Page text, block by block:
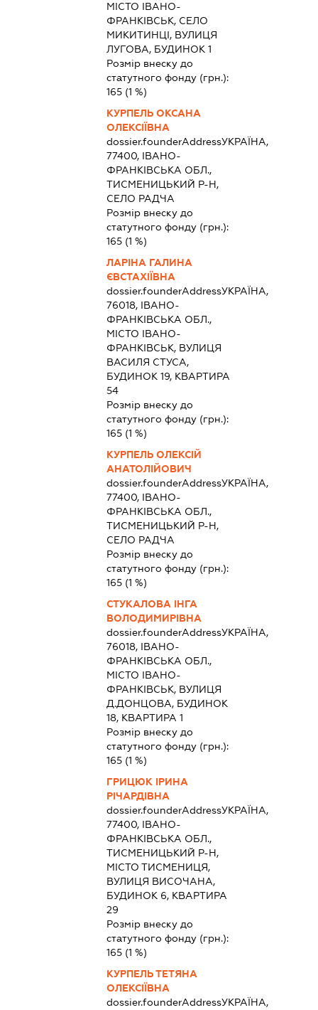
МІСТО ІВАНО-
ФРАНКІВСЬК, СЕЛО
МИКИТИНЦІ, ВУЛИЦЯ
ЛУГОВА, БУДИНОК 1
Розмір внеску до
статутного фонду (грн.):
165(1 %)
КУРПЕЛЬ ОКСАНА
ОЛЕКСІЇВНА
dossier.founderAddressУКРАЇНА,
77400, ІВАНО-
ФРАНКІВСЬКА ОБЛ.,
ТИСМЕНИЦЬКИЙ Р-Н,
СЕЛО РАДЧА
Розмір внеску до
статутного фонду (грн.):
165(1 %)
ЛАРІНА ГАЛИНА
ЄВСТАХІЇВНА
dossier.founderAddressУКРАЇНА,
76018, ІВАНО-
ФРАНКІВСЬКА ОБЛ.,
МІСТО ІВАНО-
ФРАНКІВСЬК, ВУЛИЦЯ
ВАСИЛЯ СТУСА,
БУДИНОК 19, КВАРТИРА
54
Розмір внеску до
статутного фонду (грн.):
165(1 %)
КУРПЕЛЬ ОЛЕКСІЙ
АНАТОЛІЙОВИЧ
dossier.founderAddressУКРАЇНА,
77400, ІВАНО-
ФРАНКІВСЬКА ОБЛ.,
ТИСМЕНИЦЬКИЙ Р-Н,
СЕЛО РАДЧА
Розмір внеску до
статутного фонду (грн.):
165(1 %)
СТУКАЛОВА ІНГА
ВОЛОДИМИРІВНА
dossier.founderAddressУКРАЇНА,
76018, ІВАНО-
ФРАНКІВСЬКА ОБЛ.,
МІСТО ІВАНО-
ФРАНКІВСЬК, ВУЛИЦЯ
Д.ДОНЦОВА, БУДИНОК
18, КВАРТИРА 1
Розмір внеску до
статутного фонду (грн.):
165(1 %)
ГРИЦЮК ІРИНА
РІЧАРДІВНА
dossier.founderAddressУКРАЇНА,
77400, ІВАНО-
ФРАНКІВСЬКА ОБЛ.,
ТИСМЕНИЦЬКИЙ Р-Н,
МІСТО ТИСМЕНИЦЯ,
ВУЛИЦЯ ВИСОЧАНА,
БУДИНОК 6, КВАРТИРА
29
Розмір внеску до
статутного фонду (грн.):
165(1 %)
КУРПЕЛЬ ТЕТЯНА
ОЛЕКСІЇВНА
dossier.founderAddressУКРАЇНА,